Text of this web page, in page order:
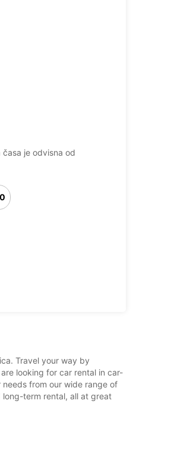
je odvisna od
Travel your way by
looking for car rental in car-
from our wide range of
term rental, all at great